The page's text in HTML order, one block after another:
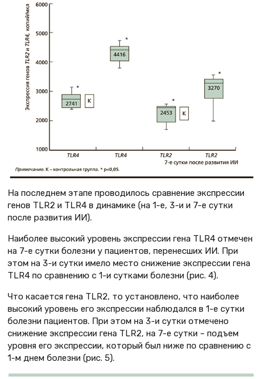
На последнем этапе проводилось сравнение экспрессии
генов TLR2 и TLR4 в динамике (на 1-е, 3-и и 7-е сутки
после развития ИИ).
Наиболее высокий уровень экспрессии гена TLR4 отмечен
на 7-е сутки болезни у пациентов, перенесших ИИ. При
этом на 3-и сутки имело место снижение экспрессии гена
TLR4 по сравнению с 1-и сутками болезни (рис. 4).
Что касается гена TLR2, то установлено, что наиболее
высокий уровень его экспрессии наблюдался в 1-е сутки
болезни пациентов. При этом на 3-и сутки отмечено
снижение экспрессии гена TLR2, на 7-е сутки – подъем
уровня его экспрессии, который был ниже по сравнению с
1-м днем болезни (рис. 5).